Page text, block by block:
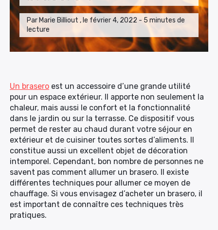
Par Marie Billiout , le février 4, 2022 - 5 minutes de
lecture
Un brasero est un accessoire d’une grande utilité
pour un espace extérieur. Il apporte non seulement la
chaleur, mais aussi le confort et la fonctionnalité
dans le jardin ou sur la terrasse. Ce dispositif vous
permet de rester au chaud durant votre séjour en
extérieur et de cuisiner toutes sortes d’aliments. Il
constitue aussi un excellent objet de décoration
intemporel. Cependant, bon nombre de personnes ne
savent pas comment allumer un brasero. Il existe
différentes techniques pour allumer ce moyen de
chauffage. Si vous envisagez d’acheter un brasero, il
est important de connaître ces techniques très
pratiques.